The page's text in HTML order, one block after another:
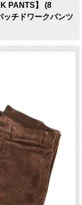
PANTS】 (8
チドワークパンツ